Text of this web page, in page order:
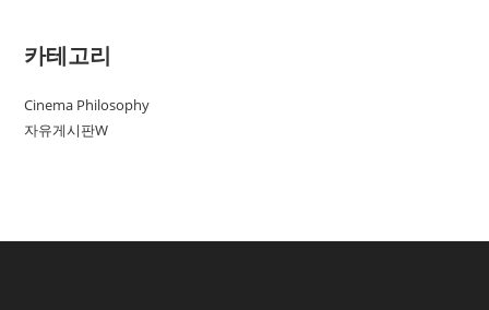
카테고리
Cinema Philosophy
자유게시판W